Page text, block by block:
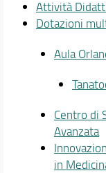
Attività
Dotazioni
Aula
Centro di
Avanzata
in